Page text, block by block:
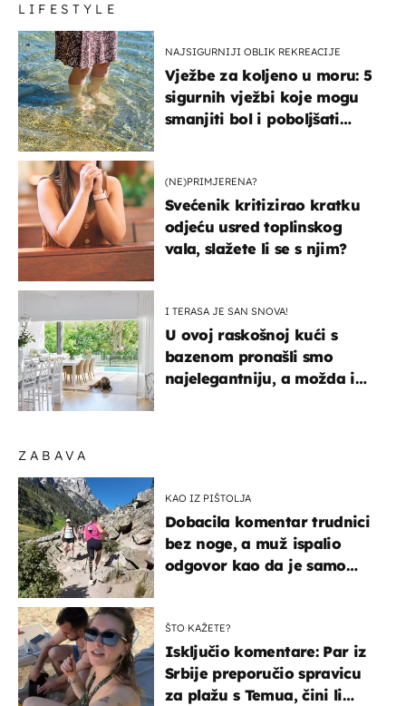
ZABAVA
KAO IZ PIŠTOLJA
Dobacila komentar trudnici
bez noge, a muž ispalio
odgovor kao da je samo
ŠTO KAŽETE?
Isključio komentare: Par iz
Srbije preporučio spravicu
za plažu s Temua, čini li
LIFESTYLE
NAJSIGURNIJI OBLIK REKREACIJE
Vježbe za koljeno u moru: 5
sigurnih vježbi koje mogu
smanjiti bol i poboljšati
(NE)PRIMJERENA?
Svećenik kritizirao kratku
odjeću usred toplinskog
vala, slažete li se s njim?
I TERASA JE SAN SNOVA!
U ovoj raskošnoj kući s
bazenom pronašli smo
najelegantniju, a možda i